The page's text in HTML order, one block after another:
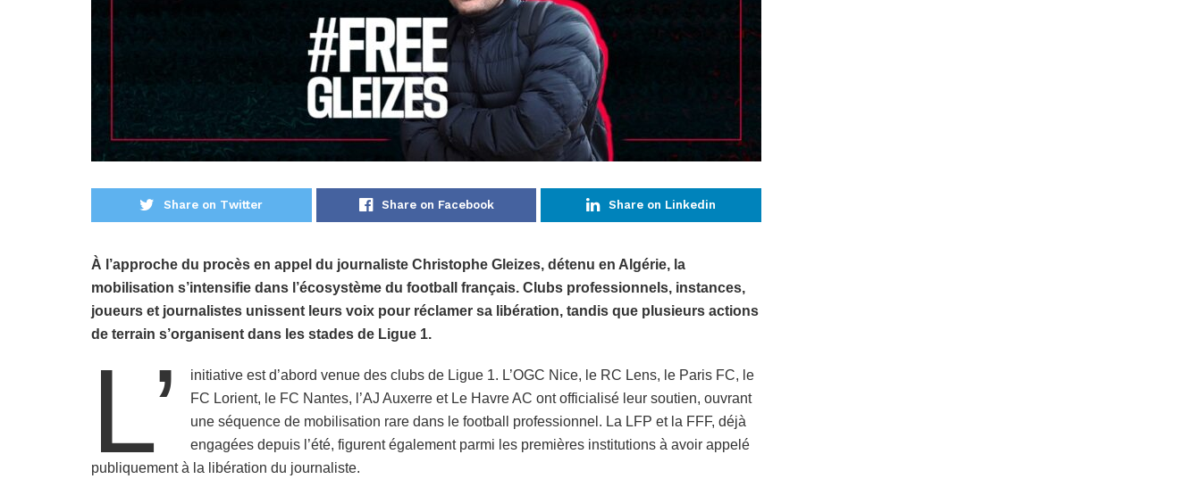
Share on Twitter Share on Facebook Share on Linkedin
À l’approche du procès en appel du journaliste Christophe Gleizes, détenu en Algérie, la
mobilisation s’intensifie dans l’écosystème du football français. Clubs professionnels, instances,
joueurs et journalistes unissent leurs voix pour réclamer sa libération, tandis que plusieurs actions
de terrain s’organisent dans les stades de Ligue 1.
L’
initiative est d’abord venue des clubs de Ligue 1. L’OGC Nice, le RC Lens, le Paris FC, le
FC Lorient, le FC Nantes, l’AJ Auxerre et Le Havre AC ont officialisé leur soutien, ouvrant
une séquence de mobilisation rare dans le football professionnel. La LFP et la FFF, déjà
engagées depuis l’été, figurent également parmi les premières institutions à avoir appelé
publiquement à la libération du journaliste.